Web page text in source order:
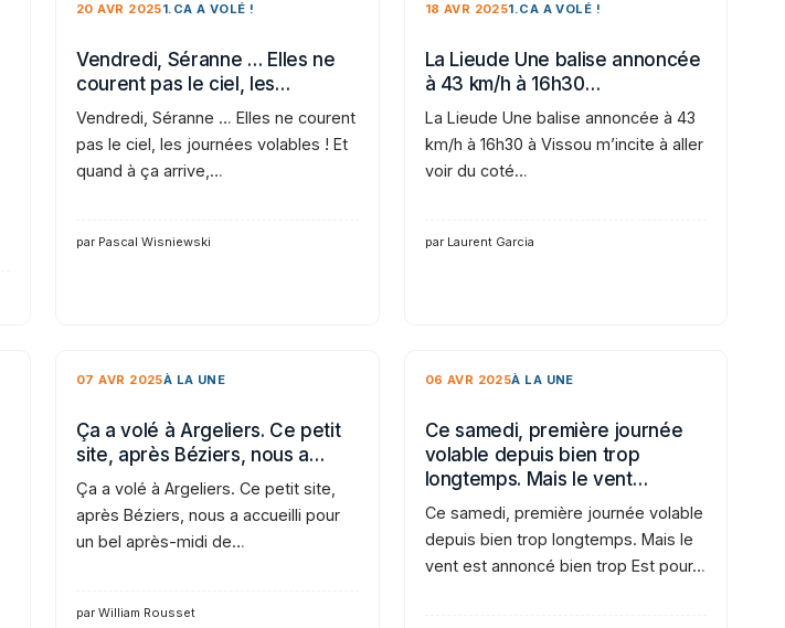
20 AVR 20251.CA A VOLÉ !
Vendredi, Séranne … Elles ne
courent pas le ciel, les…
Vendredi, Séranne … Elles ne courent
pas le ciel, les journées volables ! Et
quand à ça arrive,…
par Pascal Wisniewski
18 AVR 20251.CA A VOLÉ !
La Lieude Une balise annoncée
à 43 km/h à 16h30…
La Lieude Une balise annoncée à 43
km/h à 16h30 à Vissou m’incite à aller
voir du coté…
par Laurent Garcia
07 AVR 2025À LA UNE
Ça a volé à Argeliers. Ce petit
site, après Béziers, nous a…
Ça a volé à Argeliers. Ce petit site,
après Béziers, nous a accueilli pour
un bel après-midi de…
par William Rousset
06 AVR 2025À LA UNE
Ce samedi, première journée
volable depuis bien trop
longtemps. Mais le vent…
Ce samedi, première journée volable
depuis bien trop longtemps. Mais le
vent est annoncé bien trop Est pour…